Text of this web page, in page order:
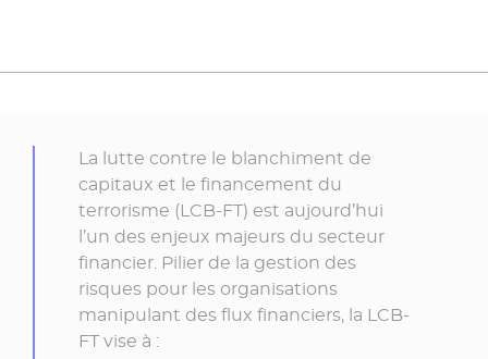
question ?
Contacter
La lutte contre le blanchiment de
capitaux et le financement du
terrorisme (LCB-FT) est aujourd’hui
l’un des enjeux majeurs du secteur
financier. Pilier de la gestion des
risques pour les organisations
manipulant des flux financiers, la LCB-
FT vise à :